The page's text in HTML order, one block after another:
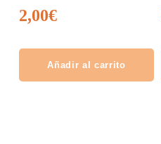
2,00€
Añadir al carrito